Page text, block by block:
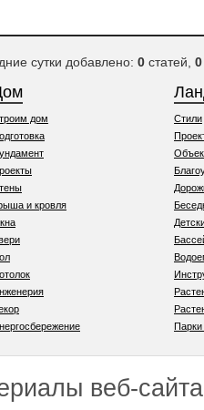
сутки добавлено: 0 статей, 0
дом
и кровля
Стили
веб-